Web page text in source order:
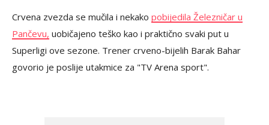
Crvena zvezda se mučila i nekako pobijedila Železničar u
Pančevu, uobičajeno teško kao i praktično svaki put u
Superligi ove sezone. Trener crveno-bijelih Barak Bahar
govorio je poslije utakmice za "TV Arena sport".